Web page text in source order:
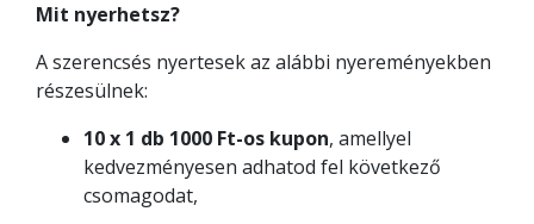
Mit nyerhetsz?
A szerencsés nyertesek az alábbi nyereményekben
részesülnek:
10 x 1 db 1000 Ft-os kupon, amellyel
kedvezményesen adhatod fel következő
csomagodat,